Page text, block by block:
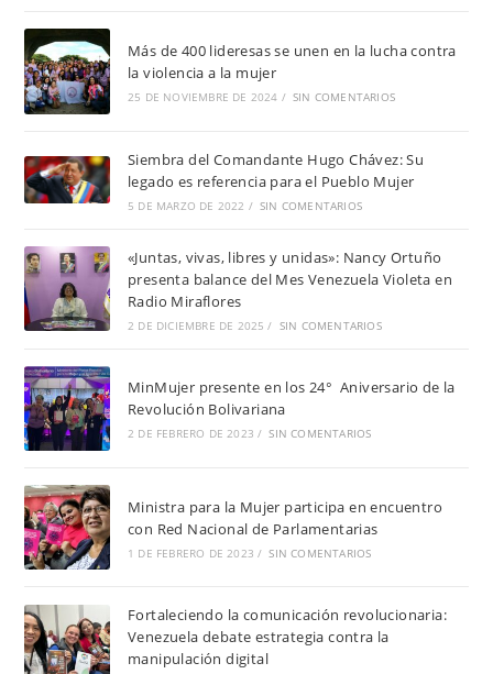
Más de 400 lideresas se unen en la lucha contra
la violencia a la mujer
25 DE NOVIEMBRE DE 2024 / SIN COMENTARIOS
Siembra del Comandante Hugo Chávez: Su
legado es referencia para el Pueblo Mujer
5 DE MARZO DE 2022 / SIN COMENTARIOS
«Juntas, vivas, libres y unidas»: Nancy Ortuño
presenta balance del Mes Venezuela Violeta en
Radio Miraflores
2 DE DICIEMBRE DE 2025 / SIN COMENTARIOS
MinMujer presente en los 24° Aniversario de la
Revolución Bolivariana
2 DE FEBRERO DE 2023 / SIN COMENTARIOS
Ministra para la Mujer participa en encuentro
con Red Nacional de Parlamentarias
1 DE FEBRERO DE 2023 / SIN COMENTARIOS
Fortaleciendo la comunicación revolucionaria:
Venezuela debate estrategia contra la
manipulación digital